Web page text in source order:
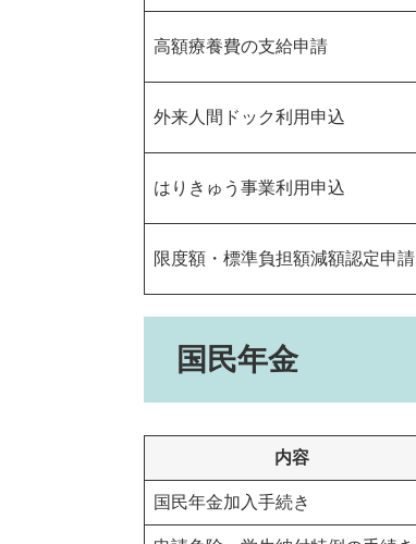
高額療養費の支給申請
外来人間ドック利用申込
はりきゅう事業利用申込
限度額・標準負担額減額認定申請
国民年金
内容
国民年金加入手続き